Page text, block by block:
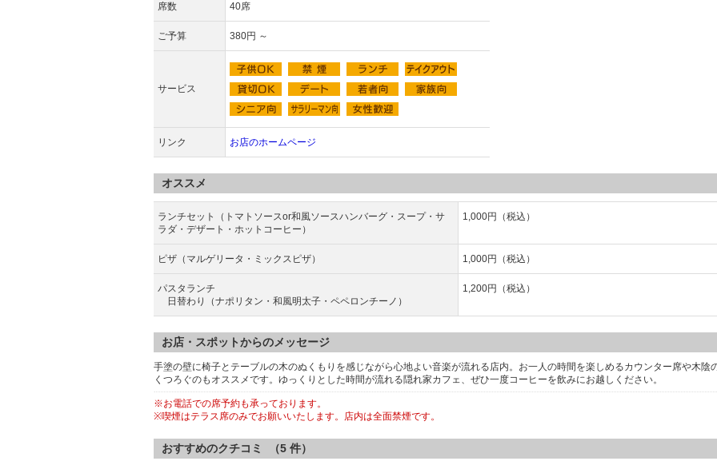
席数 40席
ご予算 380円 ～
サービス
リンク お店のホームページ
オススメ
ランチセット（トマトソースor和風ソースハンバーグ・スープ・サ
ラダ・デザート・ホットコーヒー）
1,000円（税込）
ピザ（マルゲリータ・ミックスピザ） 1,000円（税込）
パスタランチ
日替わり（ナポリタン・和風明太子・ペペロンチーノ）
1,200円（税込）
お店・スポットからのメッセージ
手塗の壁に椅子とテーブルの木のぬくもりを感じながら心地よい音楽が流れる店内。お一人の時間を楽しめるカウンター席や木陰
くつろぐのもオススメです。ゆっくりとした時間が流れる隠れ家カフェ、ぜひ一度コーヒーを飲みにお越しください。
※お電話での席予約も承っております。
※喫煙はテラス席のみでお願いいたします。店内は全面禁煙です。
おすすめのクチコミ （5 件）